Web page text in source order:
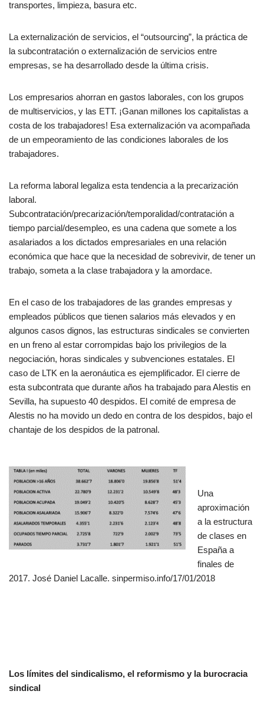
transportes, limpieza, basura etc.
La externalización de servicios, el “outsourcing”, la práctica de
la subcontratación o externalización de servicios entre
empresas, se ha desarrollado desde la última crisis.
Los empresarios ahorran en gastos laborales, con los grupos
de multiservicios, y las ETT. ¡Ganan millones los capitalistas a
costa de los trabajadores! Esa externalización va acompañada
de un empeoramiento de las condiciones laborales de los
trabajadores.
La reforma laboral legaliza esta tendencia a la precarización
laboral.
Subcontratación/precarización/temporalidad/contratación a
tiempo parcial/desempleo, es una cadena que somete a los
asalariados a los dictados empresariales en una relación
económica que hace que la necesidad de sobrevivir, de tener un
trabajo, someta a la clase trabajadora y la amordace.
En el caso de los trabajadores de las grandes empresas y
empleados públicos que tienen salarios más elevados y en
algunos casos dignos, las estructuras sindicales se convierten
en un freno al estar corrompidas bajo los privilegios de la
negociación, horas sindicales y subvenciones estatales. El
caso de LTK en la aeronáutica es ejemplificador. El cierre de
esta subcontrata que durante años ha trabajado para Alestis en
Sevilla, ha supuesto 40 despidos. El comité de empresa de
Alestis no ha movido un dedo en contra de los despidos, bajo el
chantaje de los despidos de la patronal.
Una
aproximación
a la estructura
de clases en
España a
finales de
2017. José Daniel Lacalle. sinpermiso.info/17/01/2018
Los límites del sindicalismo, el reformismo y la burocracia
sindical